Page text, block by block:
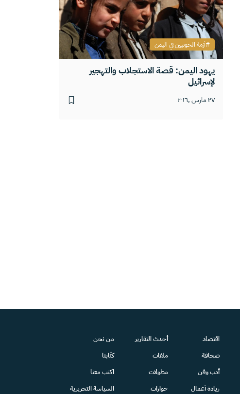
يهود اليمن: قصة الاستجلاب والتهجير
لإسرائيل
٢٧ مارس ,٢٠١٦
أزمة الحوثيين في اليمن
اقتصاد
صحافة
أدب وفن
ريادة أعمال
أحدث التقارير
ملفات
مطولات
حوارات
من نحن
كتّابنا
اكتب معنا
السياسة التحريرية